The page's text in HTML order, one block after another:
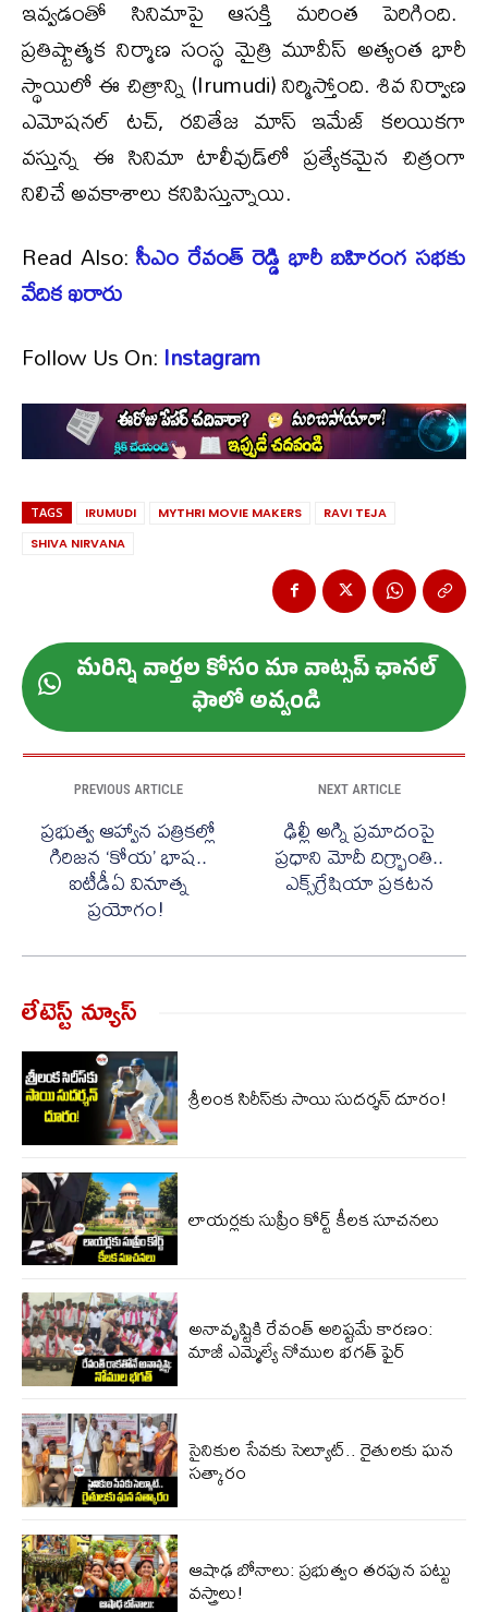
ఇవ్వడంతో సినిమాపై ఆసక్తి మరింత పెరిగింది.
ప్రతిష్టాత్మక నిర్మాణ సంస్థ మైత్రి మూవీస్ అత్యంత భారీ
స్థాయిలో ఈ చిత్రాన్ని (Irumudi) నిర్మిస్తోంది. శివ నిర్వాణ
ఎమోషనల్ టచ్‌, రవితేజ మాస్ ఇమేజ్‌ కలయికగా
వస్తున్న ఈ సినిమా టాలీవుడ్‌లో ప్రత్యేకమైన చిత్రంగా
నిలిచే అవకాశాలు కనిపిస్తున్నాయి.
Read Also:సీఎం రేవంత్ రెడ్డి భారీ బహిరంగ సభకు
వేదిక ఖరారు
Follow Us On:Instagram
TAGS IRUMUDI MYTHRI MOVIE MAKERS
RAVI TEJA
SHIVA NIRVANA
మ‌రిన్ని వార్త‌ల కోసం మా వాట్స‌ప్ ఛాన‌ల్
ఫాలో అవ్వండి
PREVIOUS ARTICLE
ప్రభుత్వ ఆహ్వాన పత్రికల్లో
గిరిజన ‘కోయ’ భాష..
ఐటీడీఏ వినూత్న
ప్రయోగం! ​
NEXT ARTICLE
ఢిల్లీ అగ్ని ప్రమాదంపై
ప్రధాని మోదీ దిగ్భ్రాంతి..
ఎక్స్‌గ్రేషియా ప్రకటన
లేటెస్ట్ న్యూస్‌
శ్రీలంక సిరీస్‌కు సాయి సుదర్శన్‌ దూరం!
లాయర్లకు సుప్రీం కోర్ట్ కీలక సూచనలు
అనావృష్టికి రేవంత్ అరిష్టమే కారణం:
మాజీ ఎమ్మెల్యే నోముల భగత్ ఫైర్
సైనికుల సేవకు సెల్యూట్.. రైతులకు ఘన
సత్కారం
ఆషాఢ బోనాలు: ప్రభుత్వం తరపున పట్టు
వస్త్రాలు!